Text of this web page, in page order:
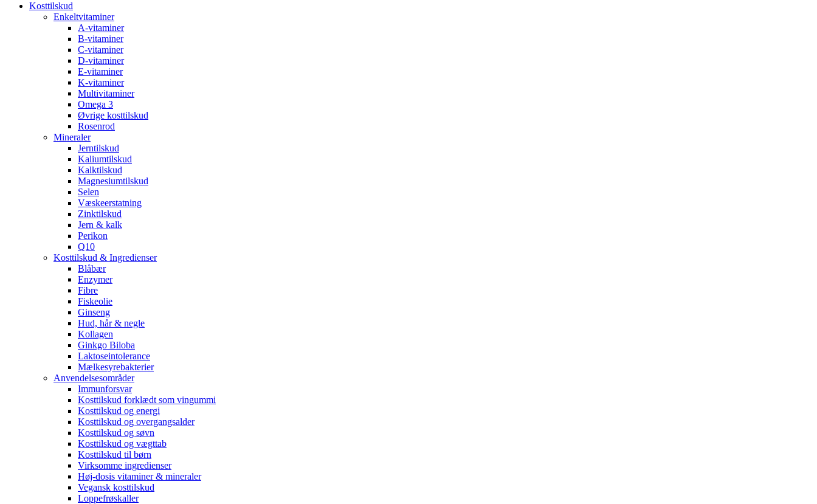
Kosttilskud
Enkeltvitaminer
A-vitaminer
B-vitaminer
C-vitaminer
D-vitaminer
E-vitaminer
K-vitaminer
Multivitaminer
Omega 3
Øvrige kosttilskud
Rosenrod
Mineraler
Jerntilskud
Kaliumtilskud
Kalktilskud
Magnesiumtilskud
Selen
Væskeerstatning
Zinktilskud
Jern & kalk
Perikon
Q10
Kosttilskud & Ingredienser
Blåbær
Enzymer
Fibre
Fiskeolie
Ginseng
Hud, hår & negle
Kollagen
Ginkgo Biloba
Laktoseintolerance
Mælkesyrebakterier
Anvendelsesområder
Immunforsvar
Kosttilskud forklædt som vingummi
Kosttilskud og energi
Kosttilskud og overgangsalder
Kosttilskud og søvn
Kosttilskud og vægttab
Kosttilskud til børn
Virksomme ingredienser
Høj-dosis vitaminer & mineraler
Vegansk kosttilskud
Loppefrøskaller